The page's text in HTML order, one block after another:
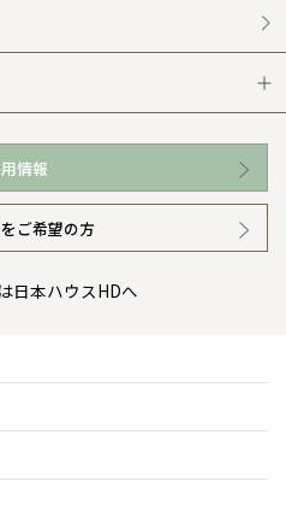
情報
ご希望の方
日本ハウスHDへ